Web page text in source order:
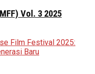
Vol. 3 2025